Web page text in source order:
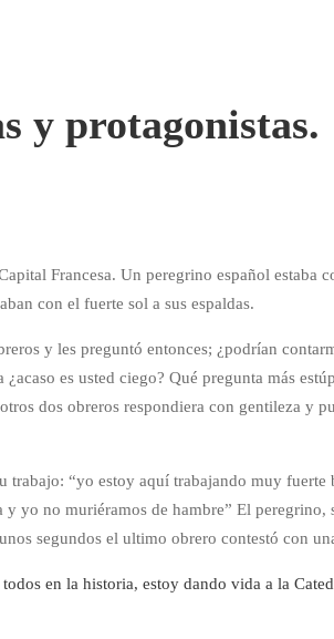
y protagonistas.
Francesa. Un peregrino español
con el fuerte sol a sus espaldas.
y les preguntó entonces; ¿podrían
es usted ciego? Qué pregunta más
dos obreros respondiera con gentileza y
“yo estoy aquí trabajando muy fuerte
no muriéramos de hambre” El peregrino,
segundos el ultimo obrero contestó con
en la historia, estoy dando vida a la